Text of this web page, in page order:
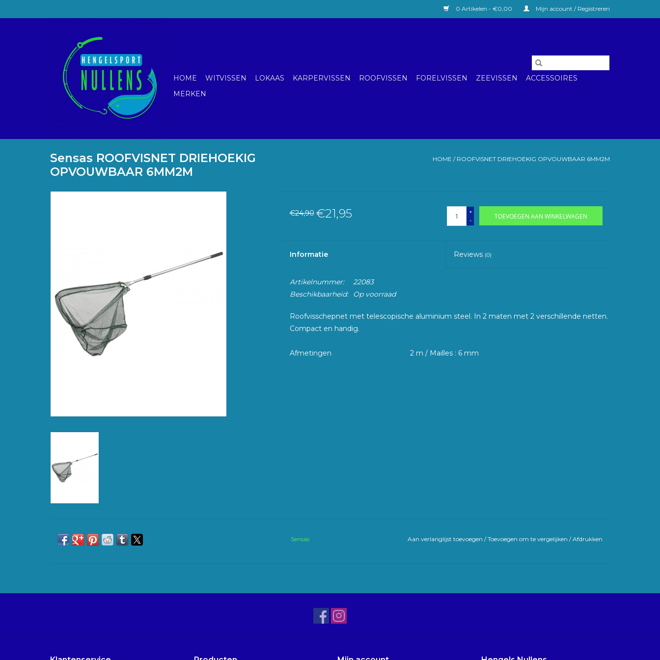
0 Artikelen - €0,00 Mijn account / Registreren
HOME WITVISSEN LOKAAS KARPERVISSEN ROOFVISSEN FORELVISSEN ZEEVISSEN
ACCESSOIRES
MERKEN
Sensas ROOFVISNET DRIEHOEKIG
OPVOUWBAAR 6MM2M
HOME / ROOFVISNET DRIEHOEKIG OPVOUWBAAR 6MM2M
€24,90 €21,95
+
-
TOEVOEGEN AAN WINKELWAGEN
Informatie Reviews (0)
Artikelnummer:
22083
Beschikbaarheid:
Op voorraad
Roofvisschepnet met telescopische aluminium steel. In 2 maten met 2 verschillende netten.
Compact en handig.
Afmetingen 2 m / Mailles : 6 mm
Sensas Aan verlanglijst toevoegen /Toevoegen om te vergelijken /Afdrukken